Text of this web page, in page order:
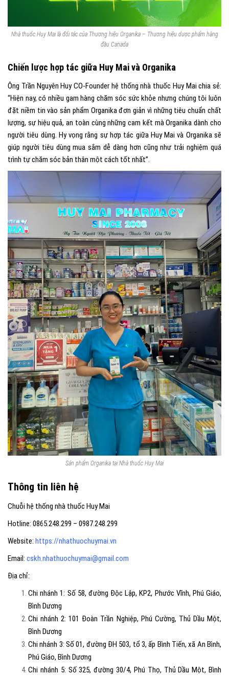
Nhà thuốc Huy Mai là đối tác của Thương hiệu Organika – Thương hiệu dược phẩm hàng
đầu Canada
Chiến lược hợp tác giữa Huy Mai và Organika
Ông Trần Nguyên Huy CO-Founder hệ thống nhà thuốc Huy Mai chia sẻ:
“Hiện nay, có nhiều gam hàng chăm sóc sức khỏe nhưng chúng tôi luôn
đặt niềm tin vào sản phẩm Organika đơn giản vì những tiêu chuẩn chất
lượng, sự hiệu quả, an toàn cùng những cam kết mà Organika dành cho
người tiêu dùng. Hy vọng rằng sự hợp tác giữa Huy Mai và Organika sẽ
giúp người tiêu dùng mua sắm dễ dàng hơn cũng như trải nghiệm quá
trình tự chăm sóc bản thân một cách tốt nhất”.
Sản phẩm Organika tại Nhà thuốc Huy Mai
Thông tin liên hệ
Chuỗi hệ thống nhà thuốc Huy Mai
Hotline: 0865.248.299 – 0987.248.299
Website: https://nhathuochuymai.vn
Email: cskh.nhathuochuymai@gmail.com
Địa chỉ:
Chi nhánh 1: Số 58, đường Độc Lập, KP2, Phước Vĩnh, Phú Giáo,
Bình Dương
Chi nhánh 2: 101 Đoàn Trần Nghiệp, Phú Cường, Thủ Dầu Một,
Bình Dương
Chi nhánh 3: Số 01, đường ĐH 503, tổ 3, ấp Bình Tiến, xã An Bình,
Phú Giáo, Bình Dương
Chi nhánh 5: Số 325, đường 30/4, Phú Thọ, Thủ Dầu Một, Bình